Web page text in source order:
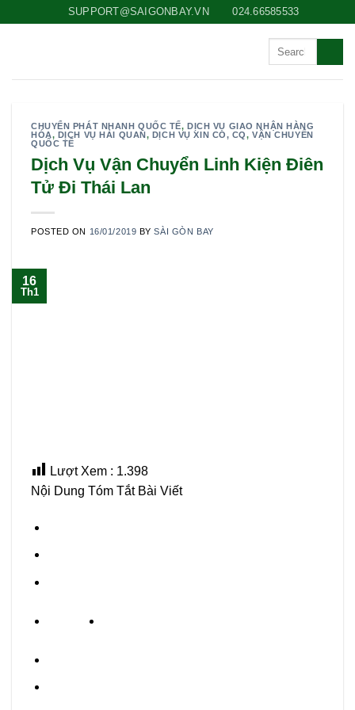
SUPPORT@SAIGONBAY.VN 024.66585533
CHUYỂN PHÁT NHANH QUỐC TẾ,DỊCH VỤ GIAO NHẬN HÀNG
HÓA, DỊCH VỤ HẢI QUAN, DỊCH VỤ XIN CO, CQ,VẬN CHUYỂN
QUỐC TẾ
Dịch Vụ Vận Chuyển Linh Kiện Điên
Tử Đi Thái Lan
POSTED ON 16/01/2019 BYSÀI GÒN BAY
16
Th1
Lượt Xem : 1.398
Nội Dung Tóm Tắt Bài Viết